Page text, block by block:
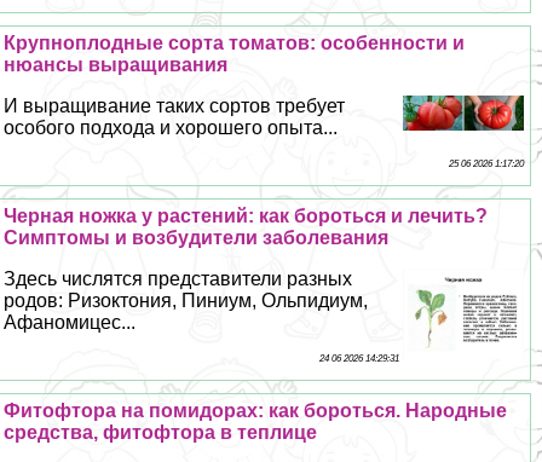
Крупноплодные сорта томатов: особенности и
нюансы выращивания
И выращивание таких сортов требует
особого подхода и хорошего опыта...
25 06 2026 1:17:20
Черная ножка у растений: как бороться и лечить?
Симптомы и возбудители заболевания
Здесь числятся представители разных
родов: Ризоктония, Пиниум, Ольпидиум,
Афаномицес...
24 06 2026 14:29:31
Фитофтора на помидорах: как бороться. Народные
средства, фитофтора в теплице